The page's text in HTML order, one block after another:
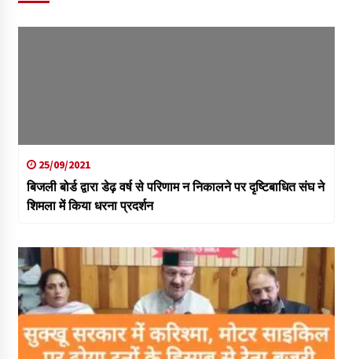
25/09/2021
बिजली बोर्ड द्वारा डेढ़ वर्ष से परिणाम न निकालने पर दृष्टिबाधित संघ ने
शिमला में किया धरना प्रदर्शन